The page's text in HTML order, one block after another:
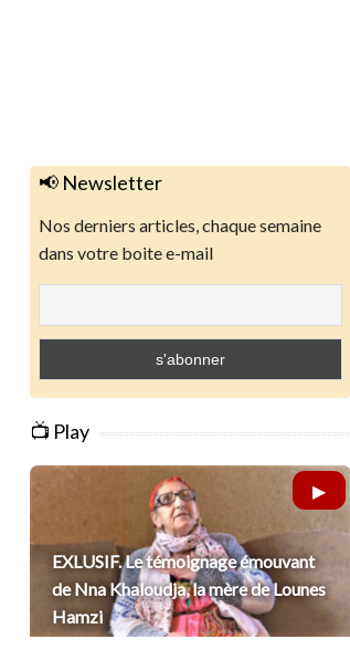
📢 Newsletter
Nos derniers articles, chaque semaine
dans votre boite e-mail
📺 Play
EXLUSIF. Le témoignage émouvant
de Nna Khaloudja, la mère de Lounes
Hamzi